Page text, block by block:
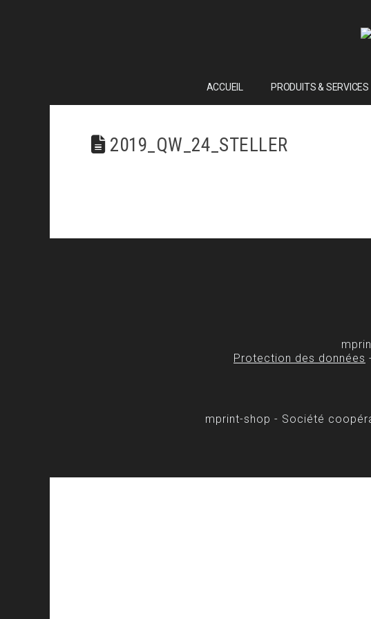
ACCUEIL PRODUITS & SERVICES
2019_QW_24_STELLER
Protection des données
mprint-shop - Société